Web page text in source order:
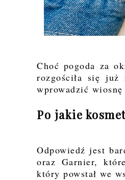
Choć pogoda za
rozgościła się
wprowadzić
Po jakie
Odpowiedź jest
oraz Garnier,
który powstał we